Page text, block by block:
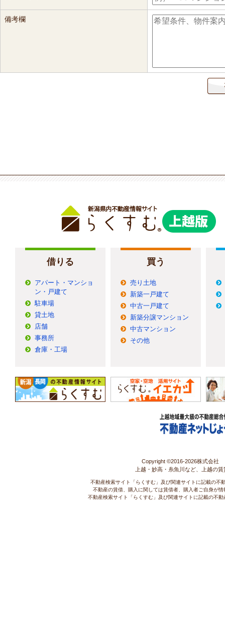
備考欄
借りる
アパート・マンショ
ン・戸建て
駐車場
貸土地
店舗
事務所
倉庫・工場
買う
売り土地
新築一戸建て
中古一戸建て
新築分譲マンション
中古マンション
その他
Copyright ©2016-2026株式会社
上越・妙高・糸魚川など、上越の
不動産検索サイト「らくすむ」及び関連サイトに記載の不
不動産の賃借、購入に関しては賃借者、購入者ご自身が
不動産検索サイト「らくすむ」及び関連サイトに記載の不